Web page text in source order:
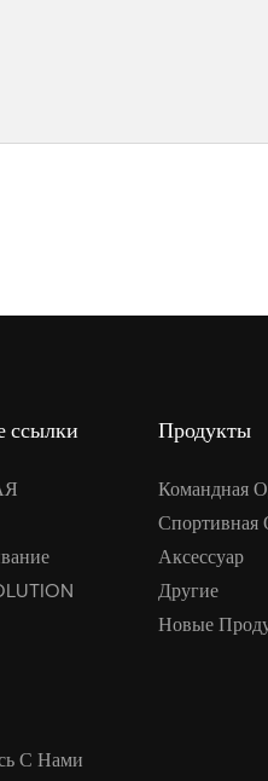
ссылки
С Нами
Продукты
Командная
Спортивная
Аксессуар
Другие
Новые